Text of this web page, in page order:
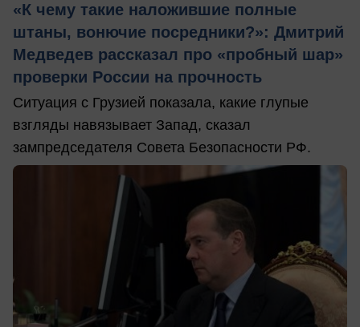
«К чему такие наложившие полные
штаны, вонючие посредники?»: Дмитрий
Медведев рассказал про «пробный шар»
проверки России на прочность
Ситуация с Грузией показала, какие глупые
взгляды навязывает Запад, сказал
зампредседателя Совета Безопасности РФ.